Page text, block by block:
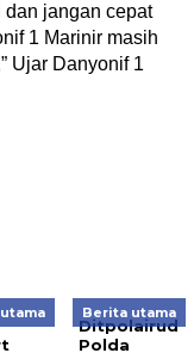
jangan cepat
1 Marinir masih
Ujar Danyonif 1
Berita utama
Ditpolairud
Polda